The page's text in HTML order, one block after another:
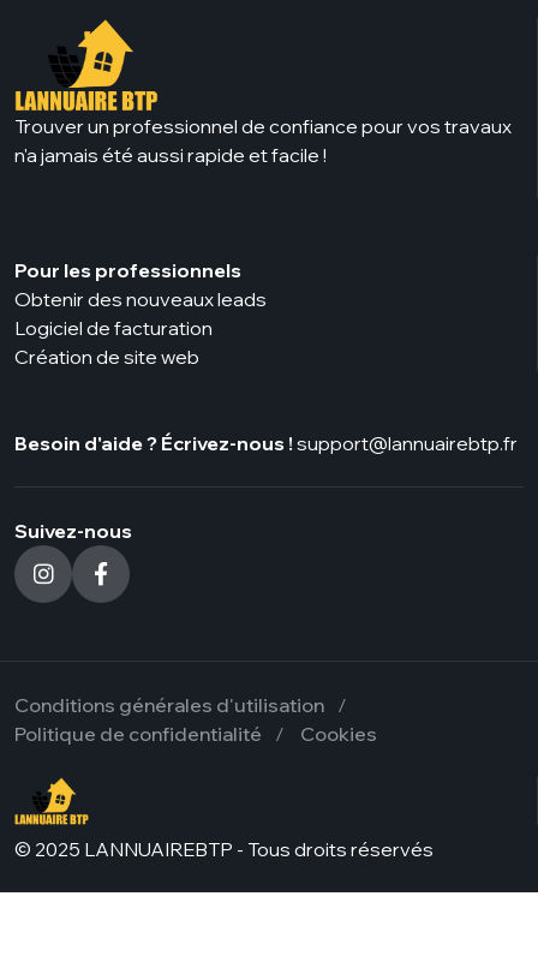
Trouver un professionnel de confiance pour vos travaux
n'a jamais été aussi rapide et facile !
Pour les professionnels
Obtenir des nouveaux leads
Logiciel de facturation
Création de site web
Besoin d'aide ? Écrivez-nous ! support@lannuairebtp.fr
Suivez-nous
Conditions générales d'utilisation
Politique de confidentialité
Cookies
© 2025 LANNUAIREBTP - Tous droits réservés